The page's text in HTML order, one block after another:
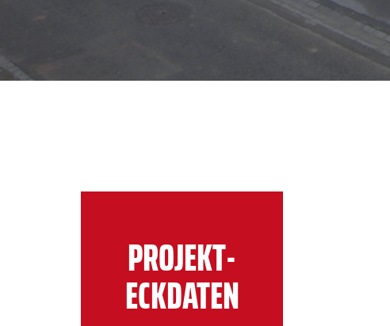
PROJEKT-
ECKDATEN